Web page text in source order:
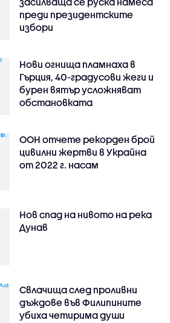
преди президентските
избори
Нови огнища пламнаха в
Гърция, 40-градусови жеги и
бурен вятър усложняват
обстановката
ООН отчете рекорден брой
цивилни жертви в Украйна
от 2022 г. насам
Нов спад на нивото на река
Дунав
Свлачища след проливни
дъждове във Филипините
убиха четирима души